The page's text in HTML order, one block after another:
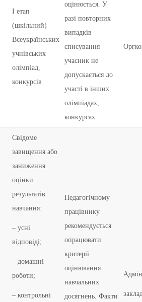
І етап
(шкільний)
Всеукраїнських
учнівських
олімпіад,
конкурсів
оцінюється. У
разі повторних
випадків
списування
учасник не
допускається до
участі в інших
олімпіадах,
конкурсах
Свідоме
завищення або
заниження
оцінки
результатів
навчання:
– усні
відповіді;
– домашні
роботи;
– контрольні
Педагогічному
працівнику
рекомендується
опрацювати
критерії
оцінювання
навчальних
досягнень. Факти